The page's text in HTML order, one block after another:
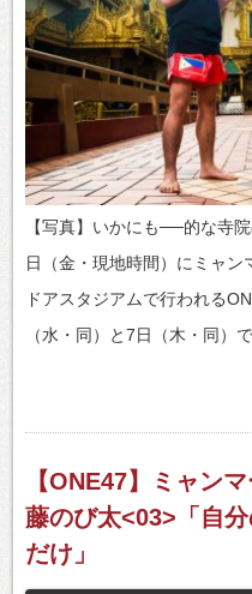
【写真】いかにも──的な寺
日（金・現地時間）にミャ
ドアスタジアムで行われる
（水・同）と7日（木・同）
【ONE47】ミャン
藤のび太<03>「自
だけ」